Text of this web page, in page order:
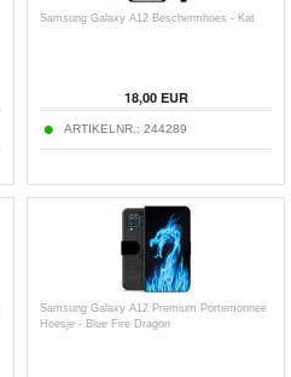
Samsung Galaxy A12 Beschermhoes - Kat
18,00EUR
ARTIKELNR.: 244289
Samsung Galaxy A12 Premium Portemonnee
Hoesje - Blue Fire Dragon